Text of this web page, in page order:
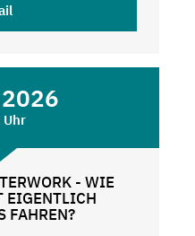
- WIE
EIGENTLICH
FAHREN?